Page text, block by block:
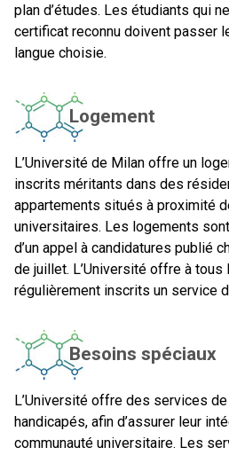
plan d’études. Les étudiants qui
certificat reconnu doivent passer
langue choisie.
Logement
L’Université de Milan offre un
inscrits méritants dans des
appartements situés à proximité
universitaires. Les logements
d’un appel à candidatures publié
de juillet. L’Université offre à tous
régulièrement inscrits un service
Besoins spéciaux
L’Université offre des services
handicapés, afin d’assurer leur
communauté universitaire. Les